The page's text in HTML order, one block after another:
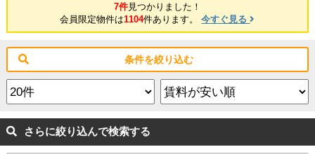
7件見つかりました！
会員限定物件は1104件あります。今すぐ見る
条件を絞り込む
さらに絞り込んで検索する